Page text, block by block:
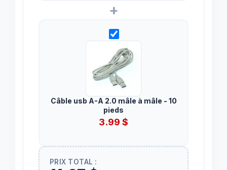
+
Câble usb A-A 2.0 mâle à mâle - 10
pieds
3.99 $
PRIX TOTAL :